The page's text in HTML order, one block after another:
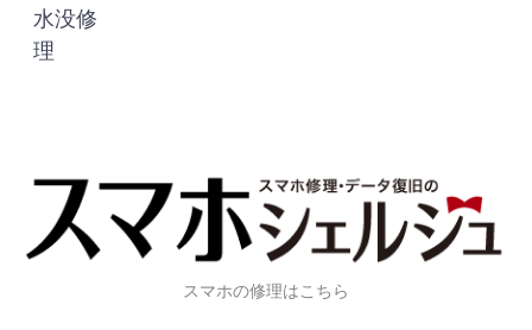
水没修
理
スマホの修理はこちら